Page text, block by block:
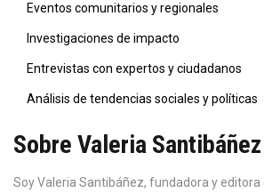
Eventos comunitarios y regionales
Investigaciones de impacto
Entrevistas con expertos y ciudadanos
Análisis de tendencias sociales y políticas
Sobre Valeria Santibáñez
Soy Valeria Santibáñez, fundadora y editora